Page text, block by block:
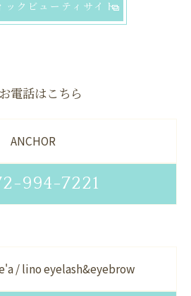
ックビューティサイト
お電話はこちら
ANCHOR
994-7221
/ lino eyelash&eyebrow